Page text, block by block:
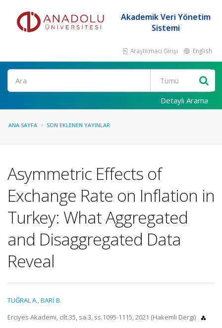
Akademik Veri Yönetim
Sistemi
Araştırmacı Girişi English
Ara
Detaylı Arama
ANA SAYFA SON EKLENEN YAYINLAR
Asymmetric Effects of
Exchange Rate on Inflation in
Turkey: What Aggregated
and Disaggregated Data
Reveal
TUĞRAL A.,BARİ B.
Erciyes Akademi, cilt.35, sa.3, ss.1095-1115, 2021 (Hakemli Dergi)